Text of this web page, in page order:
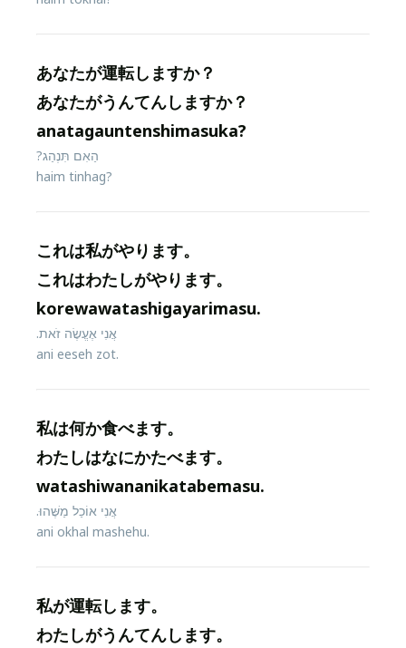
あなたが運転しますか？
あなたがうんてんしますか？
anatagauntenshimasuka?
הַאִם תִּנְהַג?
haim tinhag?
これは私がやります。
これはわたしがやります。
korewawatashigayarimasu.
אֲנִי אֶעֱשֶׂה זֹאת.
ani eeseh zot.
私は何か食べます。
わたしはなにかたべます。
watashiwananikatabemasu.
אֲנִי אוֹכַל מַשֶּׁהוּ.
ani okhal mashehu.
私が運転します。
わたしがうんてんします。